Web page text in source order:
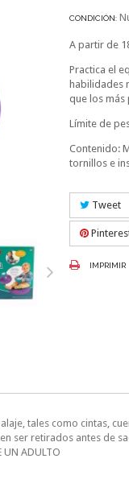
CONDICIÓN:
A partir de
Practica el
habilidades
que los
Límite de
Contenido:
tornillos e
Tweet
IMPRIMIR
tales como cintas,
ser retirados antes de
UN ADULTO